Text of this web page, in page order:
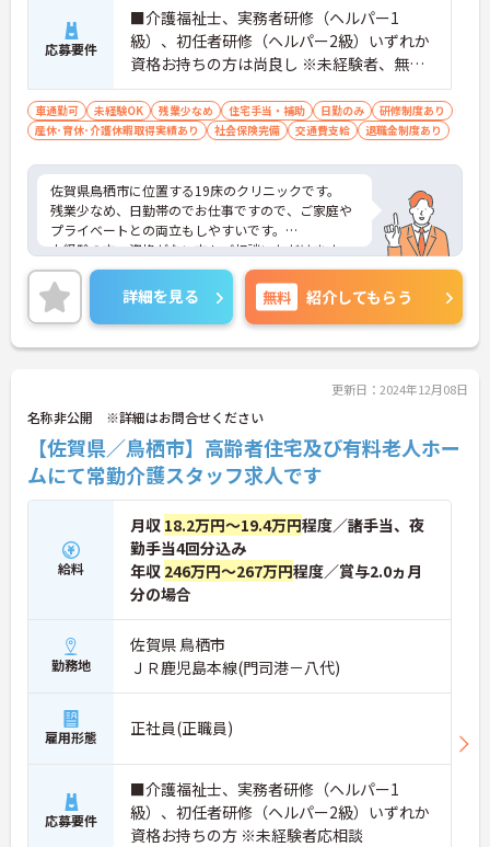
応募要件
■介護福祉士、実務者研修（ヘルパー1
級）、初任者研修（ヘルパー2級）いずれか
資格お持ちの方は尚良し ※未経験者、無資
格者応相談
車通勤可 未経験OK 残業少なめ 住宅手当・補助 日勤のみ
研修制度あり
産休･育休･介護休暇取得実績あり
社会保険完備 交通費支給 退職金制度あり
佐賀県鳥栖市に位置する19床のクリニックです。
残業少なめ、日勤帯のでお仕事ですので、ご家庭や
プライベートとの両立もしやすいです。
未経験の方、資格がない方もご相談いただけます。
ご興味ある方には、面接のポイントなど、さらに詳
細をお話致しますのでお気軽にご相談ください。
詳細を見る 無料 紹介してもらう
更新日：2024年12月08日
名称非公開 ※詳細はお問合せください
【佐賀県／鳥栖市】高齢者住宅及び有料老人ホー
ムにて常勤介護スタッフ求人です
給料
月収 18.2万円～19.4万円程度／諸手当、夜
勤手当4回分込み
年収 246万円～267万円程度／賞与2.0ヵ月
分の場合
勤務地
佐賀県 鳥栖市
ＪＲ鹿児島本線(門司港－八代)
雇用形態 正社員(正職員)
応募要件
■介護福祉士、実務者研修（ヘルパー1
級）、初任者研修（ヘルパー2級）いずれか
資格お持ちの方 ※未経験者応相談